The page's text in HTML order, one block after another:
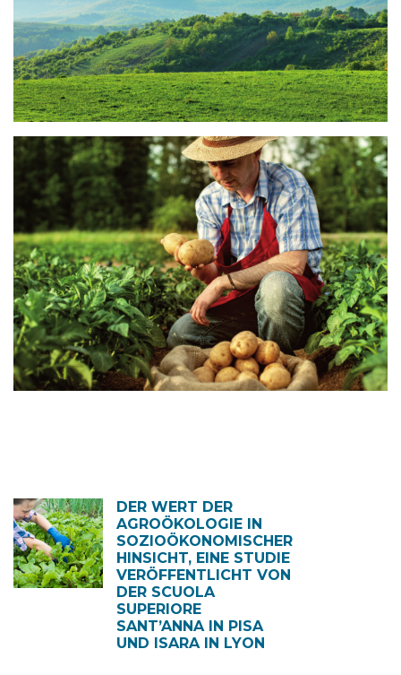
DER WERT DER
AGROÖKOLOGIE IN
SOZIOÖKONOMISCHER
HINSICHT, EINE STUDIE
VERÖFFENTLICHT VON
DER SCUOLA
SUPERIORE
SANT’ANNA IN PISA
UND ISARA IN LYON